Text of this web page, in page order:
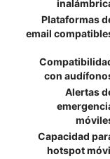
Plataformas
email
con
Alertas
Capacidad
hotspot